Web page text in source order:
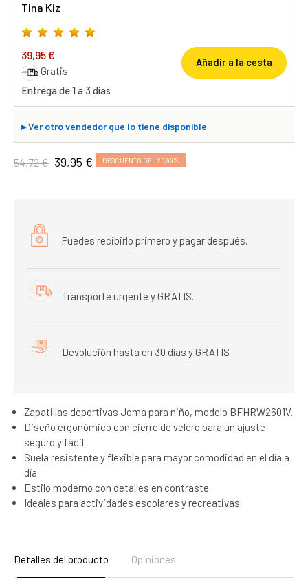
Tina Kiz
39,95 €
Gratis
Entrega de 1 a 3 días
Añadir a la cesta
▸Ver otro vendedor que lo tiene disponible
54,72 € 39,95 € DESCUENTO DEL 26,99%
Puedes recibirlo primero y pagar después.
Transporte urgente y GRATIS.
Devolución hasta en 30 días y GRATIS
Zapatillas deportivas Joma para niño, modelo BFHRW2601V.
Diseño ergonómico con cierre de velcro para un ajuste
seguro y fácil.
Suela resistente y flexible para mayor comodidad en el día a
día.
Estilo moderno con detalles en contraste.
Ideales para actividades escolares y recreativas.
Detalles del producto Opiniones